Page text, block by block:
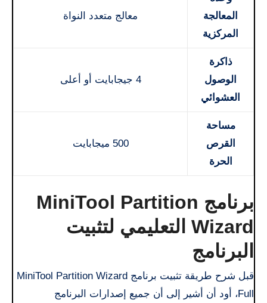
المعالجة
المركزية
معالج متعدد النواة
ذاكرة
الوصول
العشوائي
4 جيجابايت أو أعلى
مساحة
القرص
الحرة
500 ميجابايت
برنامج MiniTool Partition
Wizard التعليمي لتثبيت
البرنامج
قبل شرح طريقة تثبيت برنامج MiniTool Partition Wizard
Full، أود أن أشير إلى أن جميع إصدارات البرنامج